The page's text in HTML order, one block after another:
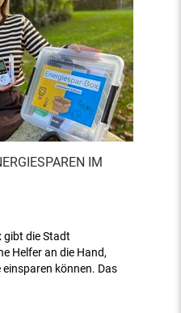
IM
gibt die Stadt
Helfer an die Hand,
einsparen können. Das